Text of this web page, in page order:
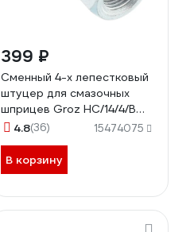
399 ₽
Сменный 4-х лепестковый
штуцер для смазочных
шприцев Groz HC/14/4/B
GR43500
4.8(36) 15474075
В корзину